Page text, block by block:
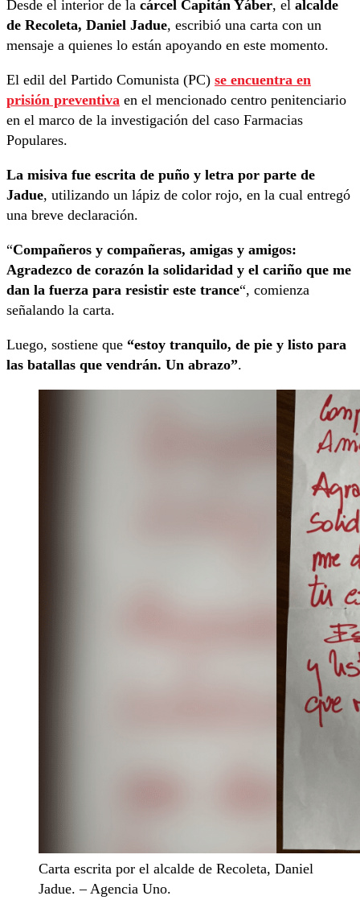
Desde el interior de la cárcel Capitán Yáber, el alcalde
de Recoleta, Daniel Jadue, escribió una carta con un
mensaje a quienes lo están apoyando en este momento.
El edil del Partido Comunista (PC) se encuentra en
prisión preventiva en el mencionado centro penitenciario
en el marco de la investigación del caso Farmacias
Populares.
La misiva fue escrita de puño y letra por parte de
Jadue, utilizando un lápiz de color rojo, en la cual entregó
una breve declaración.
“Compañeros y compañeras, amigas y amigos:
Agradezco de corazón la solidaridad y el cariño que me
dan la fuerza para resistir este trance“, comienza
señalando la carta.
Luego, sostiene que “estoy tranquilo, de pie y listo para
las batallas que vendrán. Un abrazo”.
Carta escrita por el alcalde de Recoleta, Daniel
Jadue. – Agencia Uno.